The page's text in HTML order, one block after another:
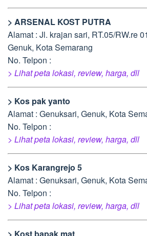
> ARSENAL KOST PUTRA
Alamat : Jl. krajan sari, RT.05/RW.re
Genuk, Kota Semarang
No. Telpon :
> Lihat peta lokasi, review, harga, dll
> Kos pak yanto
Alamat : Genuksari, Genuk, Kota
No. Telpon :
> Lihat peta lokasi, review, harga, dll
> Kos Karangrejo 5
Alamat : Genuksari, Genuk, Kota
No. Telpon :
> Lihat peta lokasi, review, harga, dll
> Kost bapak mat